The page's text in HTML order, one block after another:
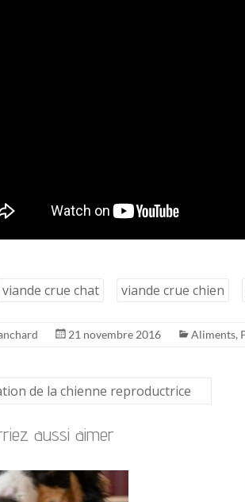
viande crue chat viande crue chien
21 novembre 2016 Aliments,
de la chienne reproductrice
aussi aimer